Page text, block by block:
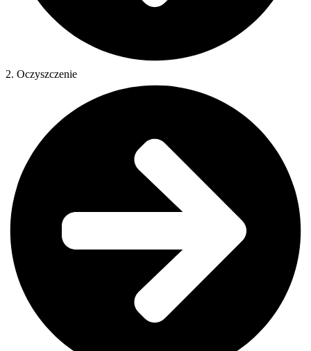
2. Oczyszczenie